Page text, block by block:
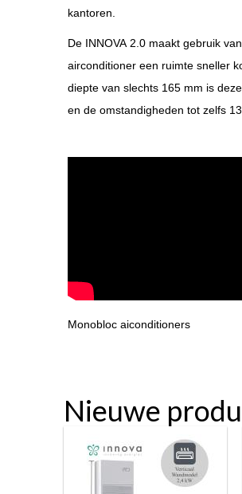
kantoren.
De INNOVA 2.0 maakt gebruik
airconditioner een ruimte sneller
diepte van slechts 165 mm is
en de omstandigheden tot zelfs
Monobloc aiconditioners
Nieuwe